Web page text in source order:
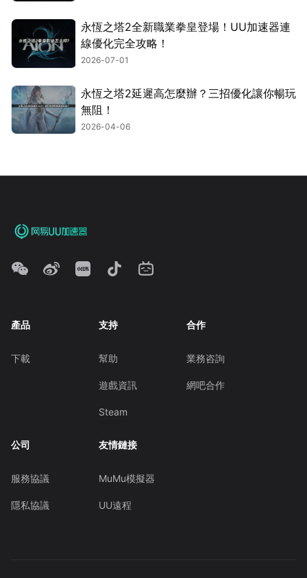
永恆之塔2全新職業拳皇登場！UU加速器連
線優化完全攻略！
2026-07-01
永恆之塔2延遲高怎麼辦？三招優化讓你暢玩
無阻！
2026-04-06
產品
下載
支持
幫助
遊戲資訊
Steam
合作
業務咨詢
網吧合作
公司
服務協議
隱私協議
友情鏈接
MuMu模擬器
UU遠程